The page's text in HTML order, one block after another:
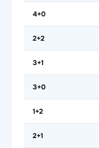
4+0
2+2
3+1
3+0
1+2
2+1